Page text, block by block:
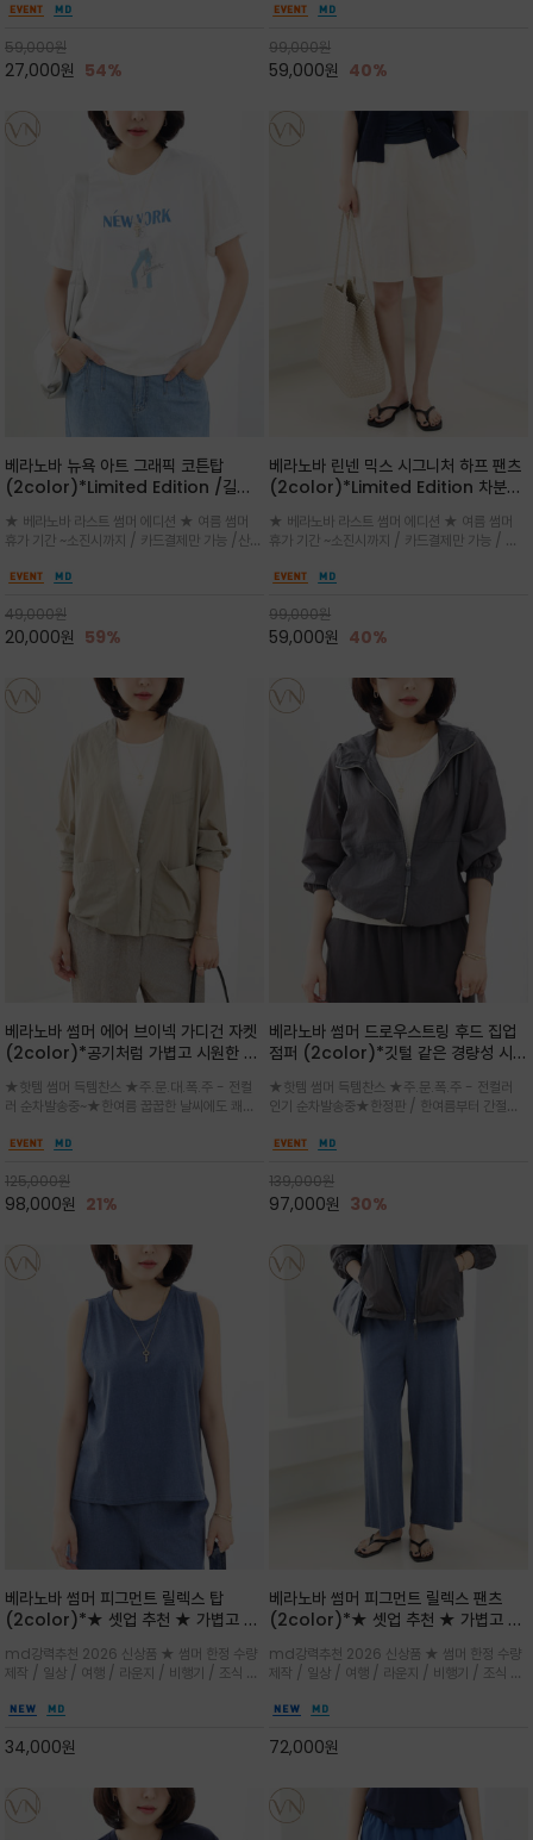
러스트 프린트가 더해져 과하지 않으면서도 세련
59,000원
27,000원 54%
은은한 매트 컬러가 고급스러운 분위기
99,000원
59,000원 40%
베라노바 뉴욕 아트 그래픽 코튼탑
(2color)*Limited Edition /길어
세요 ^^
★ 베라노바 라스트 썸머 에디션 ★ 여름 썸머
휴가 기간 ~소진시까지 / 카드결제만 가능 /산뜻
레터링과 감각적인 일러스트 프린트가 어우러져
49,000원
20,000원 59%
베라노바 린넨 믹스 시그니처 하프 팬츠
(2color)*Limited Edition 차분한
진 여름의 끝자락까지 멋스럽게 연출하
세요 ^^
★ 베라노바 라스트 썸머 에디션 ★ 여름 썸머
휴가 기간 ~소진시까지 / 카드결제만 가능 / 앞
게 체형을 커버해 우아한 비율을 완성
99,000원
59,000원 40%
베라노바 썸머 에어 브이넥 가디건 자켓
(2color)*공기처럼 가볍고 시원한 나
브이넥 디자인이라 부담없이 쓱쓱~걸치
는 꾸안꾸!!가볍고 바스락한 나일론 블렌
드 소재감이 세련된 무드를 더해주는 가
★핫템 썸머 득템찬스 ★주.문.대.폭.주 - 전컬
러 순차발송중~★한여름 꿉꿉한 날씨에도 쾌적
일 자켓은 가벼운 무게감과 방수성 덕분에 여름
등과 밸런스를 맞춥니다
125,000원
98,000원 21%
베라노바 썸머 드로우스트링 후드 집업
점퍼 (2color)*깃털 같은 경량성 시원
(Volume Fit)가볍지만 입체적인 실
루엣을 유지하는 구조적 디자인
★핫템 썸머 득템찬스 ★주.문.폭.주 - 전컬러
인기 순차발송중★한정판 / 한여름부터 간절기
단 스토퍼 디테일로 핏 조절이 가능해 실용적/바
가볍게 비치는 세련된후드
139,000원
97,000원 30%
베라노바 썸머 피그먼트 릴렉스 탑
(2color)*★ 셋업 추천 ★ 가볍고 부
튼 소재로 완성
md강력추천 2026 신상품 ★ 썸머 한정 수량
제작 / 일상 / 여행 / 라운지 / 비행기 / 조식 /
그먼트로 제작되어 편하고 가볍게 후회없으실 아
34,000원
베라노바 썸머 피그먼트 릴렉스 팬츠
(2color)*★ 셋업 추천 ★ 가볍고 부
튼 소재로 완성
md강력추천 2026 신상품 ★ 썸머 한정 수량
제작 / 일상 / 여행 / 라운지 / 비행기 / 조식 /
그먼트로 제작되어 편하고 가볍게 후회없으실 아
72,000원